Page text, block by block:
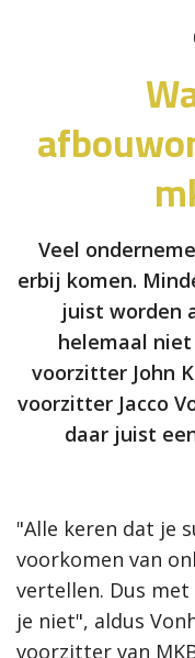
Veel
erbij komen.
juist worden
helemaal niet
voorzitter John
voorzitter Jacco
daar juist
"Alle keren dat je
voorkomen van
vertellen. Dus met
je niet", aldus
voorzitter van